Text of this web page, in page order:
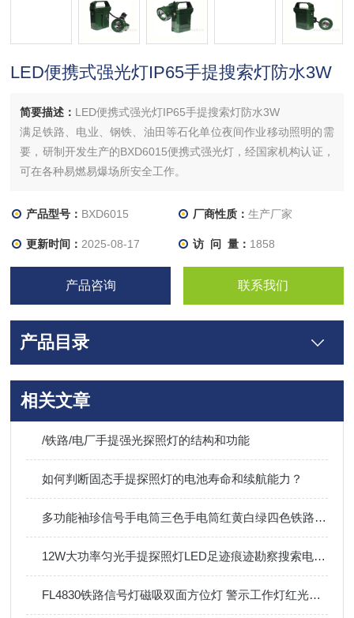
LED便携式强光灯IP65手提搜索灯防水3W
简要描述： LED便携式强光灯IP65手提搜索灯防水3W
满足铁路、电业、钢铁、油田等石化单位夜间作业移动照明的需
要，研制开发生产的BXD6015便携式强光灯，经国家机构认证，
可在各种易燃易爆场所安全工作。
产品型号： BXD6015 厂商性质： 生产厂家
更新时间： 2025-08-17 访 问 量： 1858
产品咨询 联系我们
产品目录
相关文章
/铁路/电厂手提强光探照灯的结构和功能
如何判断固态手提探照灯的电池寿命和续航能力？
多功能袖珍信号手电筒三色手电筒红黄白绿四色铁路信号灯强光信号
12W大功率匀光手提探照灯LED足迹痕迹勘察搜索电量显示IP65
FL4830铁路信号灯磁吸双面方位灯 警示工作灯红光闪烁警示灯